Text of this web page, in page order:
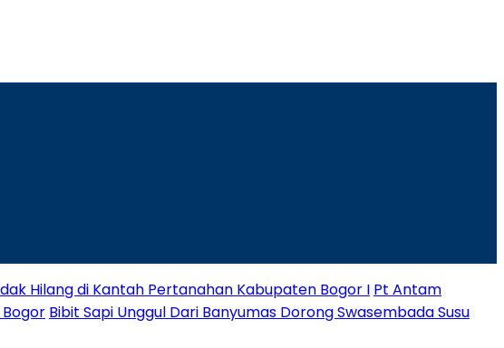
Hilang di Kantah Pertanahan Kabupaten Bogor I Pt Antam
Bibit Sapi Unggul Dari Banyumas Dorong Swasembada Susu